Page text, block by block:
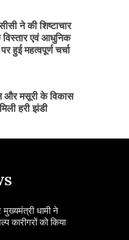
ने की शिष्टाचार
एवं आधुनिक
हुई महत्वपूर्ण चर्चा
और मसूरी के विकास
हरी झंडी
मुख्यमंत्री धामी ने
कारीगरों को किया